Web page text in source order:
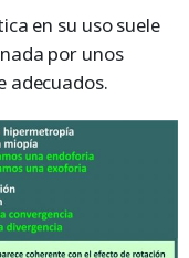
en su uso suele
por unos
adecuados.